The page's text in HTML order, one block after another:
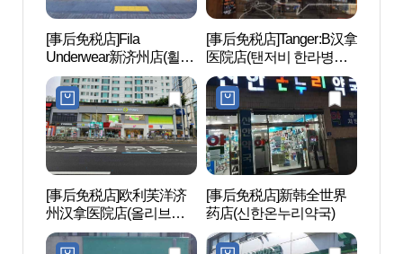
[事后免税店]Fila
Underwear新济州店(휠라
언더웨어 신제주점)
[事后免税店]Tanger:B汉拿
医院店(탠저비 한라병원
점)
[事后免税店]欧利芙洋济
州汉拿医院店(올리브영
제주한라병원점)
[事后免税店]新韩全世界
药店(신한온누리약국)